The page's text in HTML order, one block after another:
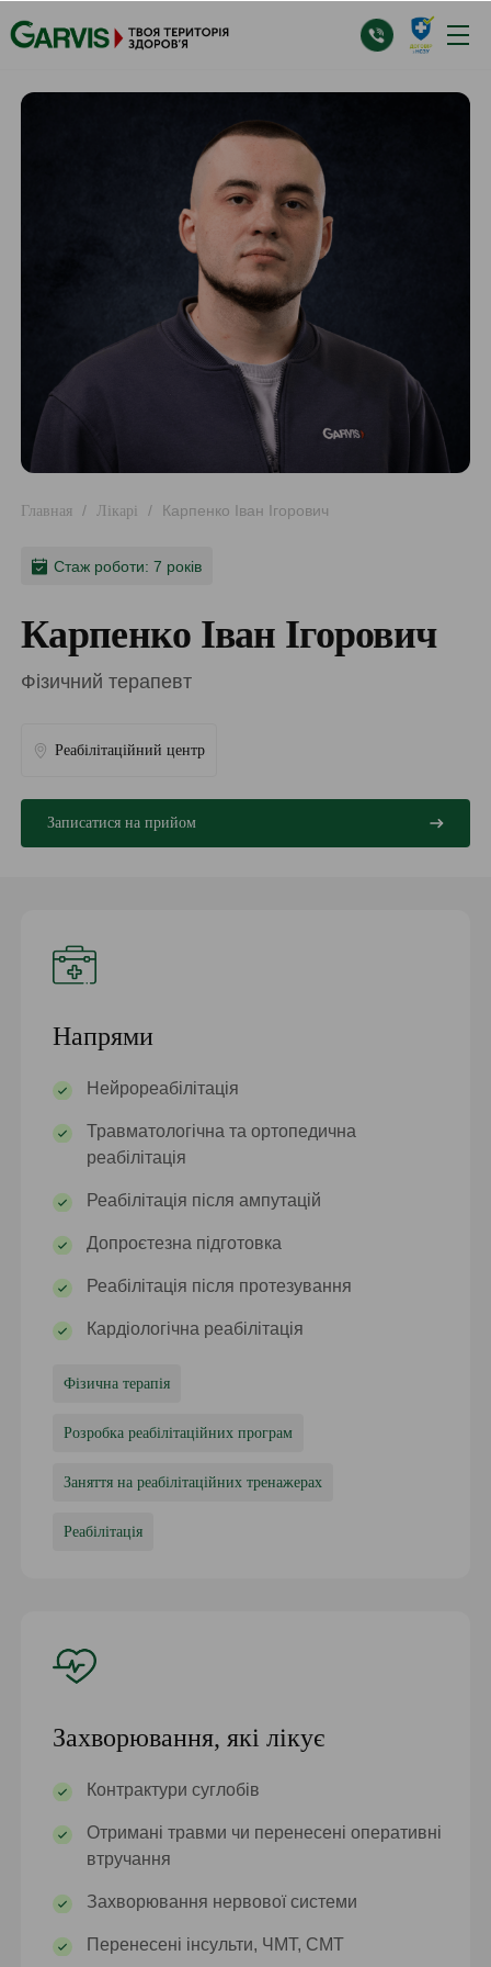
Главная / Лікарі / Карпенко Іван Ігорович
Стаж роботи: 7 років
Карпенко Іван Ігорович
Фізичний терапевт
Реабілітаційний центр
Записатися на прийом
Напрями
Нейрореабілітація
Травматологічна та ортопедична
реабілітація
Реабілітація після ампутацій
Допроєтезна підготовка
Реабілітація після протезування
Кардіологічна реабілітація
Фізична терапія
Розробка реабілітаційних програм
Заняття на реабілітаційних тренажерах
Реабілітація
Захворювання, які лікує
Контрактури суглобів
Отримані травми чи перенесені оперативні
втручання
Захворювання нервової системи
Перенесені інсульти, ЧМТ, СМТ